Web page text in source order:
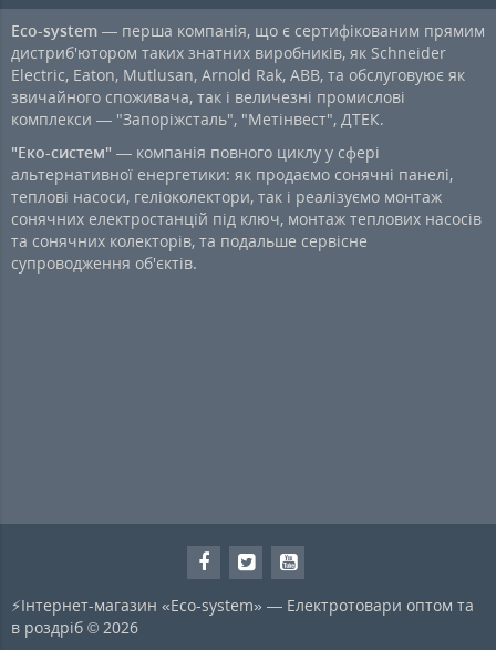
Eco-system — перша компанія, що є сертифікованим прямим
дистриб'ютором таких знатних виробників, як Schneider
Electric, Eaton, Mutlusan, Arnold Rak, ABB, та обслуговуює як
звичайного споживача, так і величезні промислові
комплекси — "Запоріжсталь", "Метінвест", ДТЕК.
"Еко-систем" — компанія повного циклу у сфері
альтернативної енергетики: як продаємо сонячні панелі,
теплові насоси, геліоколектори, так і реалізуємо монтаж
сонячних електростанцій під ключ, монтаж теплових насосів
та сонячних колекторів, та подальше сервісне
супроводження об'єктів.
⚡Інтернет-магазин «Eco-system» — Електротовари оптом та
в роздріб © 2026